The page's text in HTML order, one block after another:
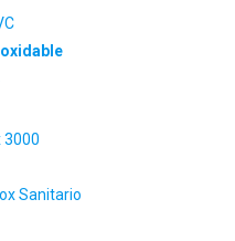
3000
Sanitario